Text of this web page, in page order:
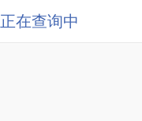
正在查询中